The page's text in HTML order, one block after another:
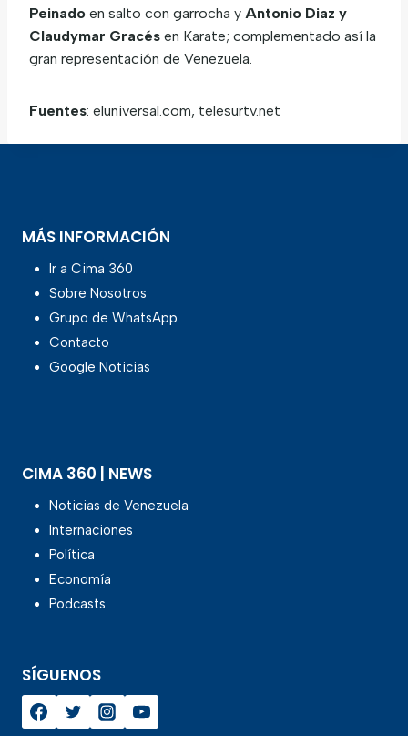
Peinado en salto con garrocha y Antonio Diaz y
Claudymar Gracés en Karate; complementado así la
gran representación de Venezuela.
Fuentes: eluniversal.com, telesurtv.net
MÁS INFORMACIÓN
Ir a Cima 360
Sobre Nosotros
Grupo de WhatsApp
Contacto
Google Noticias
CIMA 360 | NEWS
Noticias de Venezuela
Internaciones
Política
Economía
Podcasts
SÍGUENOS